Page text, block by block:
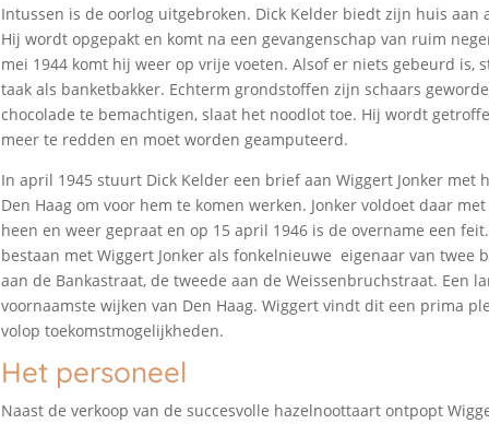
Intussen is de oorlog uitgebroken. Dick Kelder biedt zijn huis aan
Hij wordt opgepakt en komt na een gevangenschap van ruim
mei 1944 komt hij weer op vrije voeten. Alsof er niets gebeurd is,
taak als banketbakker. Echterm grondstoffen zijn schaars
chocolade te bemachtigen, slaat het noodlot toe. Hij wordt
meer te redden en moet worden geamputeerd.
In april 1945 stuurt Dick Kelder een brief aan Wiggert Jonker met
Den Haag om voor hem te komen werken. Jonker voldoet daar
heen en weer gepraat en op 15 april 1946 is de overname een
bestaan met Wiggert Jonker als fonkelnieuwe eigenaar van twee
aan de Bankastraat, de tweede aan de Weissenbruchstraat. Een
voornaamste wijken van Den Haag. Wiggert vindt dit een prima
volop toekomstmogelijkheden.
Het personeel
Naast de verkoop van de succesvolle hazelnoottaart ontpopt